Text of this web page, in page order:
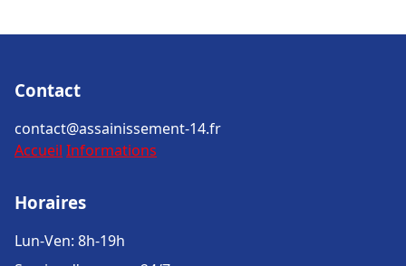
Contact
contact@assainissement-14.fr
Accueil Informations
Horaires
Lun-Ven: 8h-19h